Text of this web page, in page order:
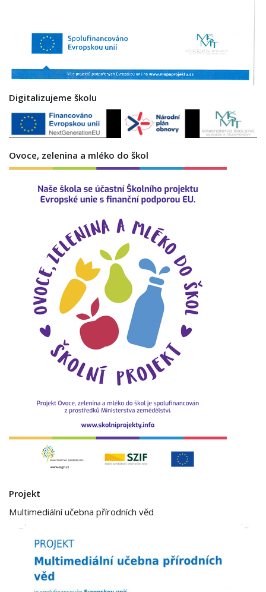
Digitalizujeme školu
Ovoce, zelenina a mléko do škol
Projekt
Multimediální učebna přírodních věd